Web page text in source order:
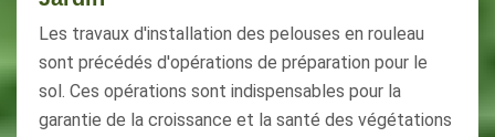
Les travaux d'installation des pelouses en rouleau
sont précédés d'opérations de préparation pour le
sol. Ces opérations sont indispensables pour la
garantie de la croissance et la santé des végétations